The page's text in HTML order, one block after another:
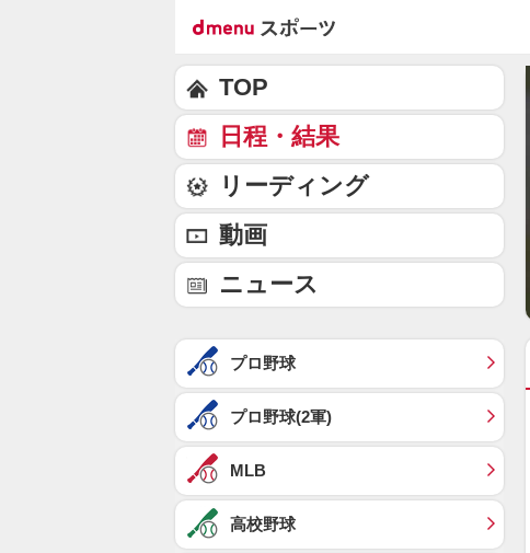
TOP
日程・結果
リーディング
動画
ニュース
プロ野球
プロ野球(2軍)
MLB
高校野球